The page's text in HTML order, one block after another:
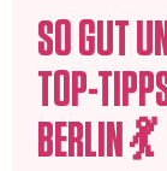
SO GUT
TOP-
BERLIN 💃